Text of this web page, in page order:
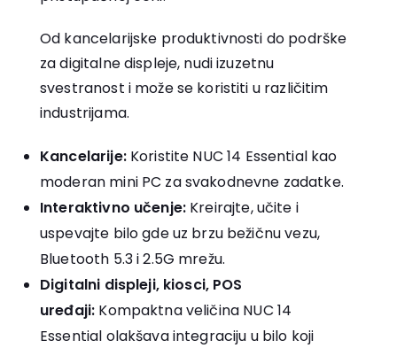
Od kancelarijske produktivnosti do podrške
za digitalne displeje, nudi izuzetnu
svestranost i može se koristiti u različitim
industrijama.
Kancelarije:Koristite NUC 14 Essential kao
moderan mini PC za svakodnevne zadatke.
Interaktivno učenje: Kreirajte, učite i
uspevajte bilo gde uz brzu bežičnu vezu,
Bluetooth 5.3 i 2.5G mrežu.
Digitalni displeji, kiosci, POS
uređaji: Kompaktna veličina NUC 14
Essential olakšava integraciju u bilo koji